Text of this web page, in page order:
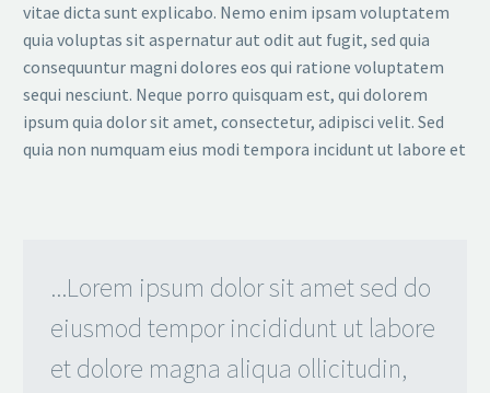
vitae dicta sunt explicabo. Nemo enim ipsam voluptatem
quia voluptas sit aspernatur aut odit aut fugit, sed quia
consequuntur magni dolores eos qui ratione voluptatem
sequi nesciunt. Neque porro quisquam est, qui dolorem
ipsum quia dolor sit amet, consectetur, adipisci velit. Sed
quia non numquam eius modi tempora incidunt ut labore et
...Lorem ipsum dolor sit amet sed do
eiusmod tempor incididunt ut labore
et dolore magna aliqua ollicitudin,